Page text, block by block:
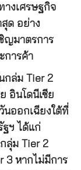
างเศรษฐกิจ
ด อย่าง
ญมาตรการ
การค้า
กล่ม Tier 2
อินโดนีเซีย
นออกเฉียงใต้ที่
ฐฯ ได้แก่
ลุ่ม Tier 2
3 หากไม่มีการ